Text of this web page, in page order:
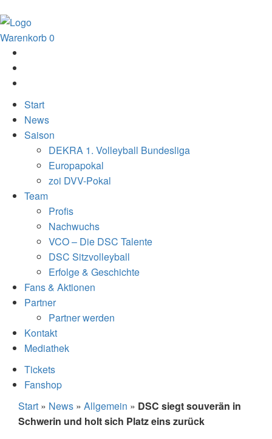
Warenkorb0
Start
News
Saison
DEKRA 1. Volleyball Bundesliga
Europapokal
zoi DVV-Pokal
Team
Profis
Nachwuchs
VCO – Die DSC Talente
DSC Sitzvolleyball
Erfolge & Geschichte
Fans & Aktionen
Partner
Partner werden
Kontakt
Mediathek
Tickets
Fanshop
Start » News » Allgemein » DSC siegt souverän in
Schwerin und holt sich Platz eins zurück